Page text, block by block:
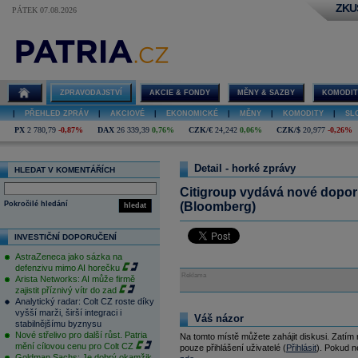
PÁTEK 07.08.2026
ZPRAVODAJSTVÍ AKCIE & FONDY MĚNY & SAZBY
PŘEHLED ZPRÁV AKCIOVÉ EKONOMICKÉ MĚNY KOMODITY
PX 2 780,79 -0,87% DAX 26 339,39 0,76% CZK/€ 24,242 0,06% CZK/$ 20,977 -0,26%
HLEDAT V KOMENTÁŘÍCH
hledat
Pokročilé hledání
INVESTIČNÍ DOPORUČENÍ
AstraZeneca jako sázka na
defenzivu mimo AI horečku
Arista Networks: AI může firmě
zajistit příznivý vítr do zad
Analytický radar: Colt CZ roste díky
vyšší marži, širší integraci i
stabilnějšímu byznysu
Nové střelivo pro další růst. Patria
mění cílovou cenu pro Colt CZ
Detail - horké zprávy
Citigroup vydává nové
(Bloomberg)
Reklama
Váš názor
Na tomto místě můžete zahájit diskusi.
pouze přihlášení uživatelé (Přihlásit). Pokud